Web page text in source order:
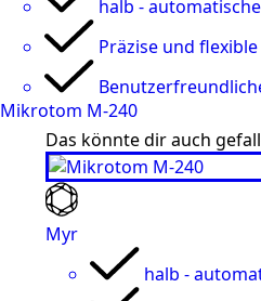
halb -
Präzise und
Mikrotom M-240
Das könnte dir auch
Myr
halb -